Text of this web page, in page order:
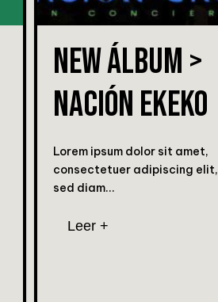
NEW ÁLBUM >
NACIÓN EKEKO
Lorem ipsum dolor sit amet,
consectetuer adipiscing elit,
sed diam...
Leer +